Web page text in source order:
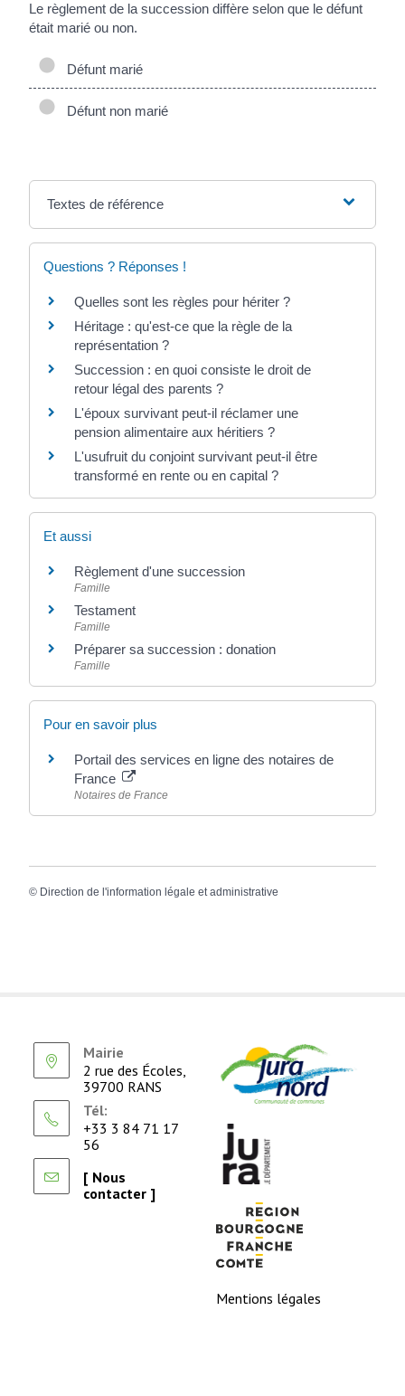
Le règlement de la succession diffère selon que le défunt
était marié ou non.
Défunt marié
Défunt non marié
Textes de référence
Questions ? Réponses !
Quelles sont les règles pour hériter ?
Héritage : qu'est-ce que la règle de la
représentation ?
Succession : en quoi consiste le droit de
retour légal des parents ?
L'époux survivant peut-il réclamer une
pension alimentaire aux héritiers ?
L'usufruit du conjoint survivant peut-il être
transformé en rente ou en capital ?
Et aussi
Règlement d'une succession
Famille
Testament
Famille
Préparer sa succession : donation
Famille
Pour en savoir plus
Portail des services en ligne des notaires de
France
Notaires de France
© Direction de l'information légale et administrative
Mairie
2 rue des Écoles,
39700 RANS
Tél:
+33 3 84 71 17
56
[ Nous
contacter ]
Mentions légales